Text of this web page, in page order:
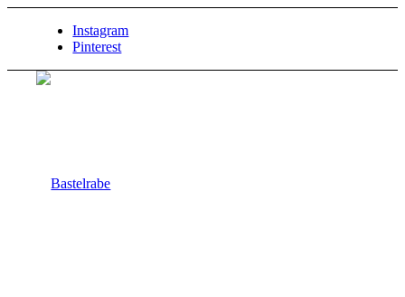
Instagram
Pinterest